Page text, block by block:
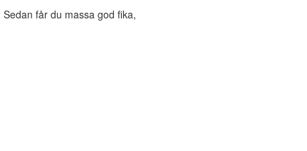
får du massa god fika,